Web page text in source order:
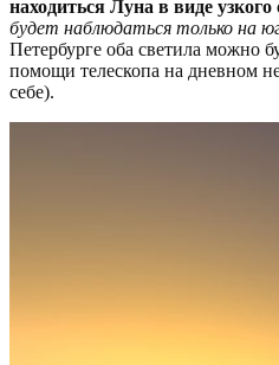
находиться Луна в виде узкого
будет наблюдаться только на
Петербурге оба светила можно
помощи телескопа на дневном
себе).